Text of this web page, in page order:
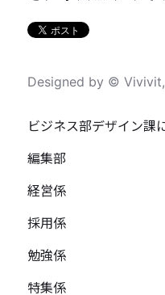
Designed by ©
ビジネス部デザイン課
編集部
経営係
採用係
勉強係
特集係